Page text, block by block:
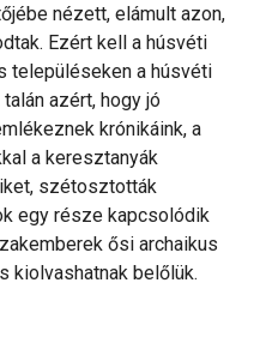
nézett, elámult azon,
Ezért kell a húsvéti
településeken a húsvéti
azért, hogy jó
krónikáink, a
a keresztanyák
szétosztották
egy része kapcsolódik
ősi archaikus
kiolvashatnak belőlük.